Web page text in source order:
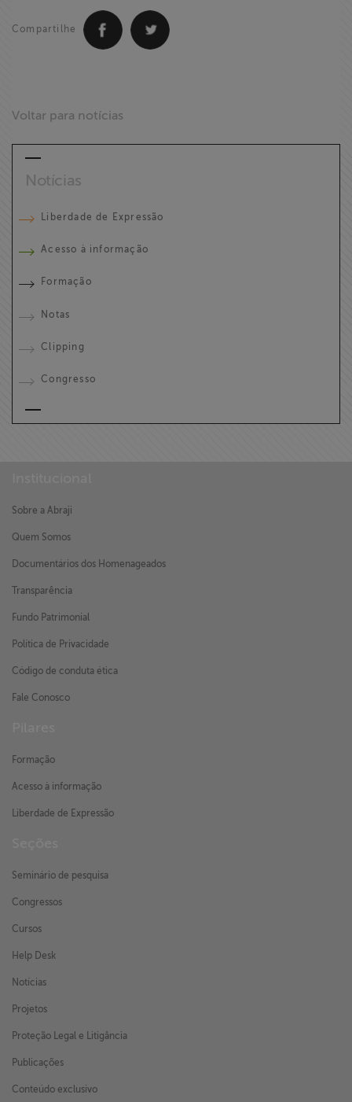
Compartilhe
Voltar para notícias
Notícias
Liberdade de Expressão
Acesso à informação
Formação
Notas
Clipping
Congresso
Sobre a Abraji
Quem Somos
Documentários dos Homenageados
Transparência
Fundo Patrimonial
Política de Privacidade
Código de conduta ética
Fale Conosco
Formação
Acesso à informação
Liberdade de Expressão
Seminário de pesquisa
Congressos
Cursos
Help Desk
Notícias
Projetos
Proteção Legal e Litigância
Publicações
Conteúdo exclusivo